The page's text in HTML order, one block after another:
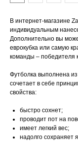
В интернет-магазине
индивидуальным
Дополнительно вы
еврокубка или самую
команды – победителя
Футболка выполнена
сочетает в себе
свойства:
быстро сохнет;
проводит пот на
имеет легкий вес;
надолго сохраняет